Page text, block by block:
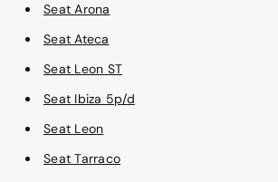
Seat Arona
Seat Ateca
Seat Leon ST
Seat Ibiza 5p/d
Seat Leon
Seat Tarraco